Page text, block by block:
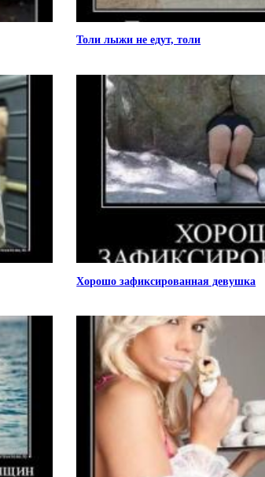
Толи лыжи не едут, толи
Хорошо зафиксированная девушка